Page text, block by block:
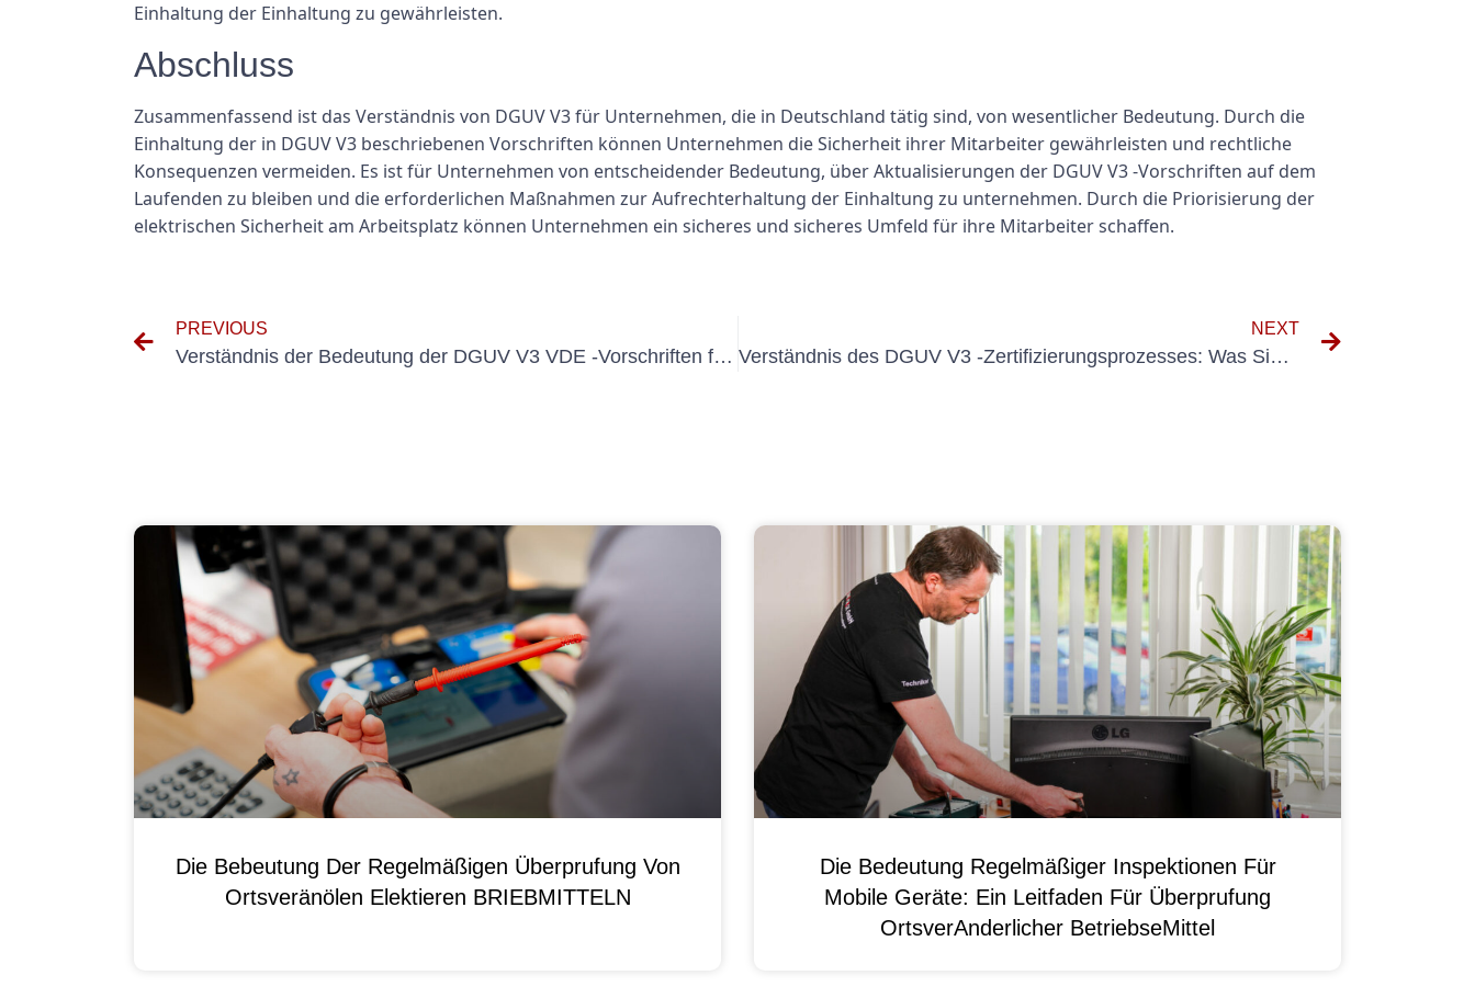
Einhaltung der Einhaltung zu gewährleisten.
Abschluss
Zusammenfassend ist das Verständnis von DGUV V3 für Unternehmen, die in Deutschland tätig sind, von wesentlicher Bedeutung. Durch die
Einhaltung der in DGUV V3 beschriebenen Vorschriften können Unternehmen die Sicherheit ihrer Mitarbeiter gewährleisten und rechtliche
Konsequenzen vermeiden. Es ist für Unternehmen von entscheidender Bedeutung, über Aktualisierungen der DGUV V3 -Vorschriften auf dem
Laufenden zu bleiben und die erforderlichen Maßnahmen zur Aufrechterhaltung der Einhaltung zu unternehmen. Durch die Priorisierung der
elektrischen Sicherheit am Arbeitsplatz können Unternehmen ein sicheres und sicheres Umfeld für ihre Mitarbeiter schaffen.
PREVIOUS
Verständnis der Bedeutung der DGUV V3 VDE -Vorschriften für die elektrische Sicherheit
NEXT
Verständnis des DGUV V3 -Zertifizierungsprozesses: Was Sie wissen müssen
Die Bebeutung Der Regelmäßigen Überprufung Von
Ortsveränölen Elektieren BRIEBMITTELN
Die Bedeutung Regelmäßiger Inspektionen Für
Mobile Geräte: Ein Leitfaden Für Überprufung
OrtsverAnderlicher BetriebseMittel